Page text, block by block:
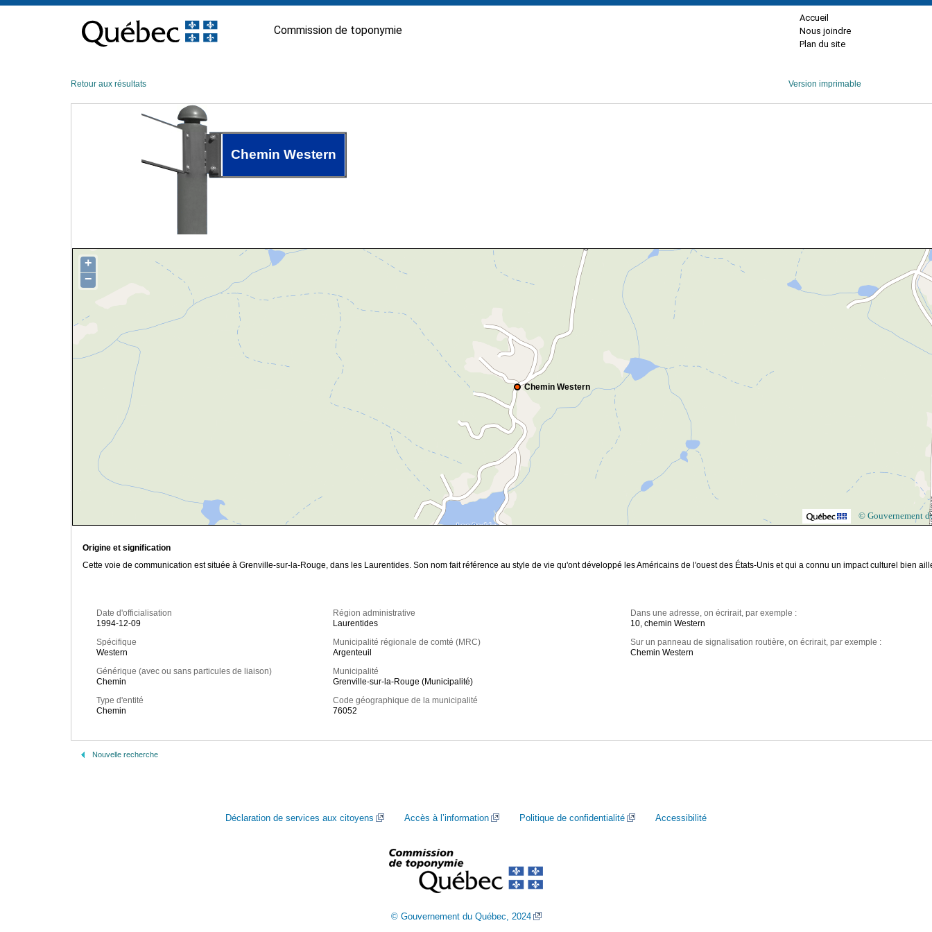
contenu
Commission de toponymie
Accueil
Nous joindre
Plan du site
Retour aux résultats Version imprimable
Chemin Western
Chemin Western
+
−
© Gouvernement
Origine et signification
Cette voie de communication est située à Grenville-sur-la-Rouge, dans les Laurentides. Son nom fait référence au style de vie qu'ont développé les Américains de l'ouest des États-Unis et qui a connu un impact culturel bien
Date d'officialisation
1994-12-09
Spécifique
Western
Générique (avec ou sans particules de liaison)
Chemin
Type d'entité
Chemin
Région administrative
Laurentides
Municipalité régionale de comté (MRC)
Argenteuil
Municipalité
Grenville-sur-la-Rouge (Municipalité)
Code géographique de la municipalité
76052
Dans une adresse, on écrirait, par exemple :
10, chemin Western
Sur un panneau de signalisation routière, on écrirait, par exemple :
Chemin Western
Nouvelle recherche
Déclaration de services aux citoyens Accès à l’information Politique de confidentialité Accessibilité
© Gouvernement du Québec, 2024